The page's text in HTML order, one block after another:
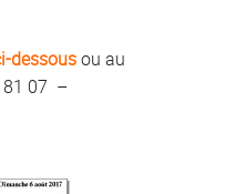
dessousou au
81 07 –